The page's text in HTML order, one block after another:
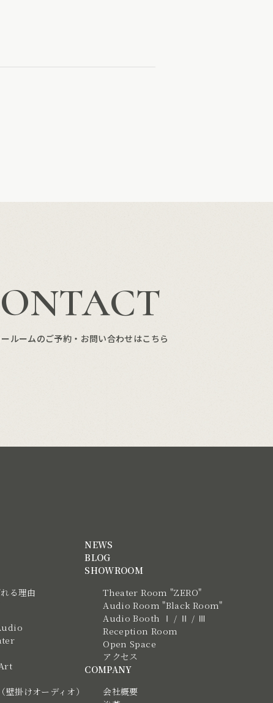
ルームのご予約・お問い合わせはこちら
る理由
掛けオーディオ）
NEWS
BLOG
SHOWROOM
Theater Room "ZERO"
Audio Room "Black Room"
Audio Booth Ⅰ / Ⅱ / Ⅲ
Reception Room
Open Space
アクセス
COMPANY
会社概要